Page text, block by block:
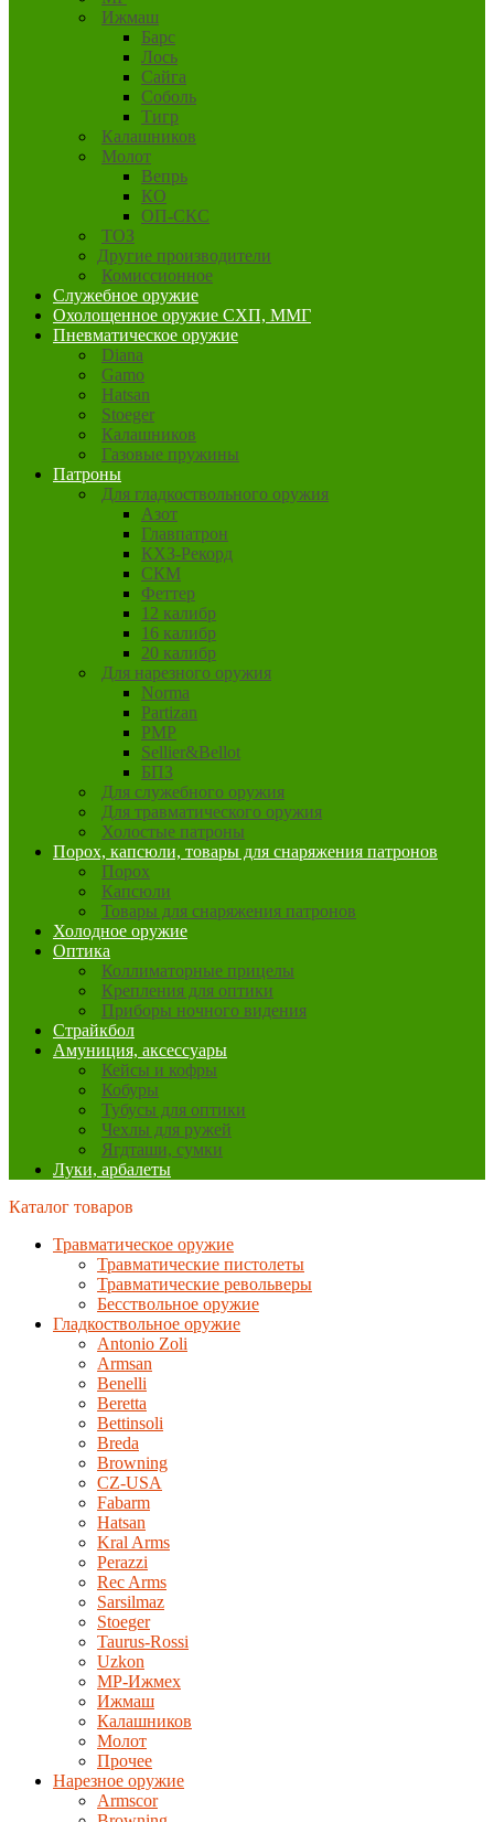
Ижмаш
Барс
Лось
Сайга
Соболь
Тигр
Калашников
Молот
Вепрь
КО
ОП-СКС
ТОЗ
Другие производители
Комиссионное
Служебное оружие
Охолощенное оружие СХП, ММГ
Пневматическое оружие
Diana
Gamo
Hatsan
Stoeger
Калашников
Газовые пружины
Патроны
Для гладкоствольного оружия
Азот
Главпатрон
КХЗ-Рекорд
СКМ
Феттер
12 калибр
16 калибр
20 калибр
Для нарезного оружия
Norma
Partizan
PMP
Sellier&Bellot
БПЗ
Для служебного оружия
Для травматического оружия
Холостые патроны
Порох, капсюли, товары для снаряжения патронов
Порох
Капсюли
Товары для снаряжения патронов
Холодное оружие
Оптика
Коллиматорные прицелы
Крепления для оптики
Приборы ночного видения
Страйкбол
Амуниция, аксессуары
Кейсы и кофры
Кобуры
Тубусы для оптики
Чехлы для ружей
Ягдташи, сумки
Луки, арбалеты
Каталог товаров
Травматическое оружие
Травматические пистолеты
Травматические револьверы
Бесствольное оружие
Гладкоствольное оружие
Antonio Zoli
Armsan
Benelli
Beretta
Bettinsoli
Breda
Browning
CZ-USA
Fabarm
Hatsan
Kral Arms
Perazzi
Rec Arms
Sarsilmaz
Stoeger
Taurus-Rossi
Uzkon
MP-Ижмех
Ижмаш
Калашников
Молот
Прочее
Нарезное оружие
Armscor